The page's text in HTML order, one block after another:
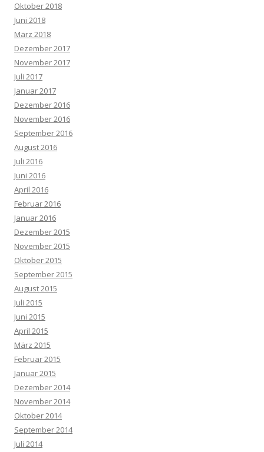
Oktober 2018
Juni 2018
März 2018
Dezember 2017
November 2017
Juli 2017
Januar 2017
Dezember 2016
November 2016
September 2016
August 2016
Juli 2016
Juni 2016
April 2016
Februar 2016
Januar 2016
Dezember 2015
November 2015
Oktober 2015
September 2015
August 2015
Juli 2015
Juni 2015
April 2015
März 2015
Februar 2015
Januar 2015
Dezember 2014
November 2014
Oktober 2014
September 2014
Juli 2014